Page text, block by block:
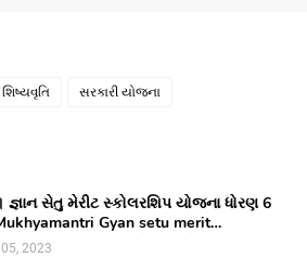
શિષ્યવૃતિ સરકારી યોજના
જ્ઞાન સેતુ મેરીટ સ્કોલરશિપ યોજના ધોરણ 6
2023 ।સીલેક્ટ થયેલ વિધાર્થીઓ
2023